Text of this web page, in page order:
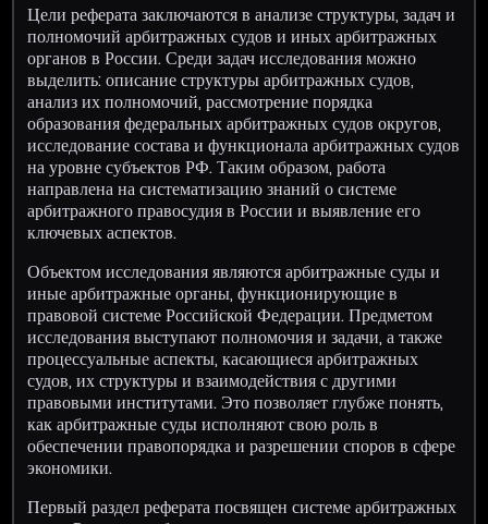
Цели реферата заключаются в анализе структуры, задач и
полномочий арбитражных судов и иных арбитражных
органов в России. Среди задач исследования можно
выделить: описание структуры арбитражных судов,
анализ их полномочий, рассмотрение порядка
образования федеральных арбитражных судов округов,
исследование состава и функционала арбитражных судов
на уровне субъектов РФ. Таким образом, работа
направлена на систематизацию знаний о системе
арбитражного правосудия в России и выявление его
ключевых аспектов.
Объектом исследования являются арбитражные суды и
иные арбитражные органы, функционирующие в
правовой системе Российской Федерации. Предметом
исследования выступают полномочия и задачи, а также
процессуальные аспекты, касающиеся арбитражных
судов, их структуры и взаимодействия с другими
правовыми институтами. Это позволяет глубже понять,
как арбитражные суды исполняют свою роль в
обеспечении правопорядка и разрешении споров в сфере
экономики.
Первый раздел реферата посвящен системе арбитражных